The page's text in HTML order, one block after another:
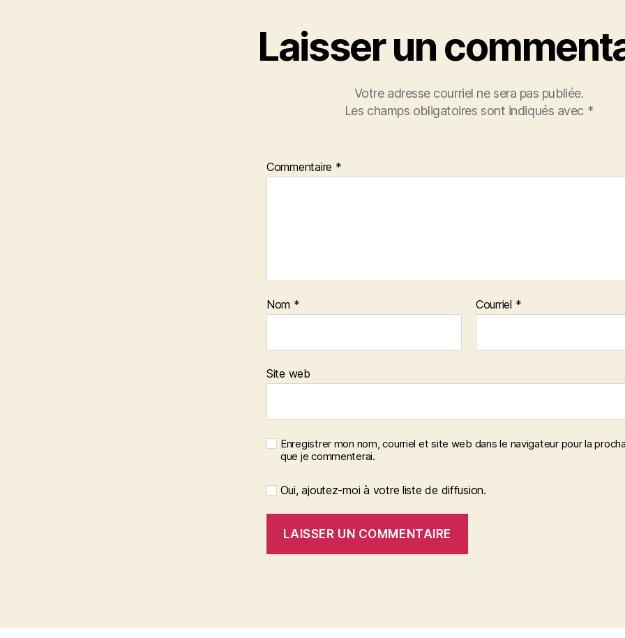
Laisser un
Votre adresse courriel ne sera pas publiée.
Les champs obligatoires sont indiqués avec *
Commentaire *
Nom * Courriel *
Site web
Enregistrer mon nom, courriel et site web dans le navigateur pour la
que je commenterai.
Oui, ajoutez-moi à votre liste de diffusion.